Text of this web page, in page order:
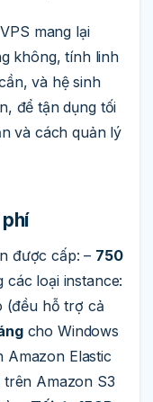
mang lại
không, tính linh
và hệ sinh
để tận dụng tối
và cách quản lý
được cấp: – 750
loại instance:
(đều hỗ trợ cả
cho Windows
Elastic
trên Amazon S3